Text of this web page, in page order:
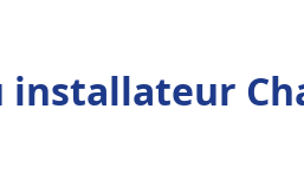
installateur